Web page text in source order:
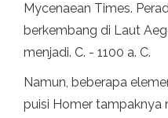
Mycenaean Times.
berkembang di Laut
menjadi. C. - 1100 a. C.
Namun, beberapa
puisi Homer tampaknya